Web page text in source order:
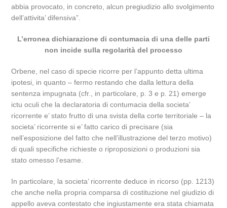
abbia provocato, in concreto, alcun pregiudizio allo svolgimento
dell’attivita’ difensiva”.
L’erronea dichiarazione di contumacia di una delle parti
non incide sulla regolarità del processo
Orbene, nel caso di specie ricorre per l’appunto detta ultima
ipotesi, in quanto – fermo restando che dalla lettura della
sentenza impugnata (cfr., in particolare, p. 3 e p. 21) emerge
ictu oculi che la declaratoria di contumacia della societa’
ricorrente e’ stato frutto di una svista della corte territoriale – la
societa’ ricorrente si e’ fatto carico di precisare (sia
nell’esposizione del fatto che nell’illustrazione del terzo motivo)
di quali specifiche richieste o riproposizioni o produzioni sia
stato omesso l’esame.
In particolare, la societa’ ricorrente deduce in ricorso (pp. 1213)
che anche nella propria comparsa di costituzione nel giudizio di
appello aveva contestato che ingiustamente era stata chiamata